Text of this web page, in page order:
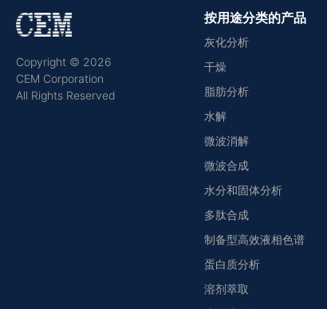
Copyright © 2026
CEM Corporation
All Rights Reserved
按用途分类的产品
灰化分析
干燥
脂肪分析
水解
微波消解
微波合成
水分和固体分析
多肽合成
制备型高效液相色谱
蛋白质分析
溶剂萃取